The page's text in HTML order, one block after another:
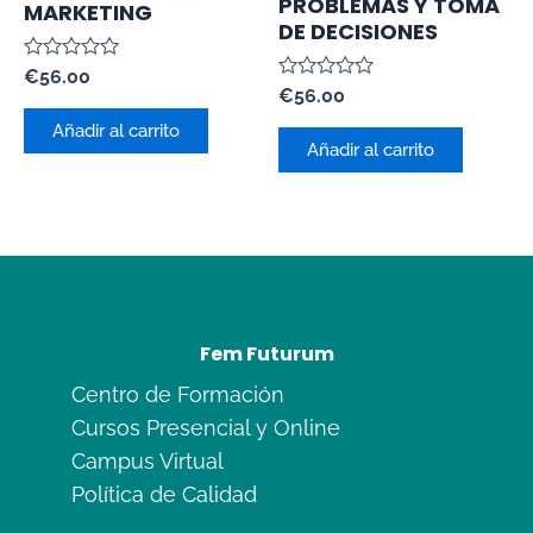
MARKETING
Valorado
con
0
€56.00
Añadir al carrito
DE DECISIONES
Valorado
con
0
€56.00
Añadir al carrito
Fem Futurum
Centro de Formación
Cursos Presencial y Online
Campus Virtual
Política de Calidad